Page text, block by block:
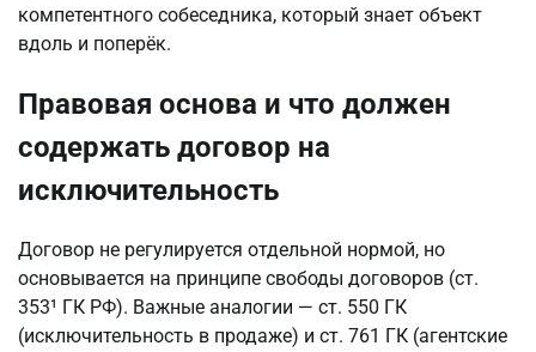
компетентного собеседника, который знает объект
вдоль и поперёк.
Правовая основа и что должен
содержать договор на
исключительность
Договор не регулируется отдельной нормой, но
основывается на принципе свободы договоров (ст.
353¹ ГК РФ). Важные аналогии — ст. 550 ГК
(исключительность в продаже) и ст. 761 ГК (агентские